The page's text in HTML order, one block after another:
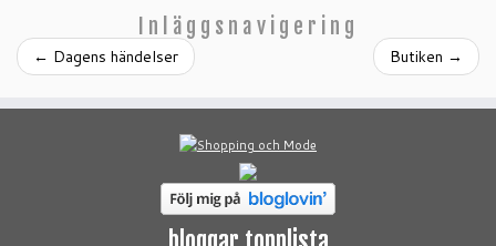
Inläggsnavigering
← Dagens händelser Butiken →